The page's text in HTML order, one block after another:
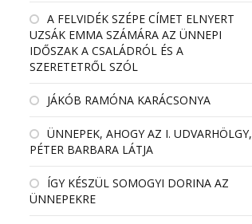
A FELVIDÉK SZÉPE CÍMET ELNYERT
UZSÁK EMMA SZÁMÁRA AZ ÜNNEPI
IDŐSZAK A CSALÁDRÓL ÉS A
SZERETETRŐL SZÓL
JÁKÓB RAMÓNA KARÁCSONYA
ÜNNEPEK, AHOGY AZ I. UDVARHÖLGY,
PÉTER BARBARA LÁTJA
ÍGY KÉSZÜL SOMOGYI DORINA AZ
ÜNNEPEKRE